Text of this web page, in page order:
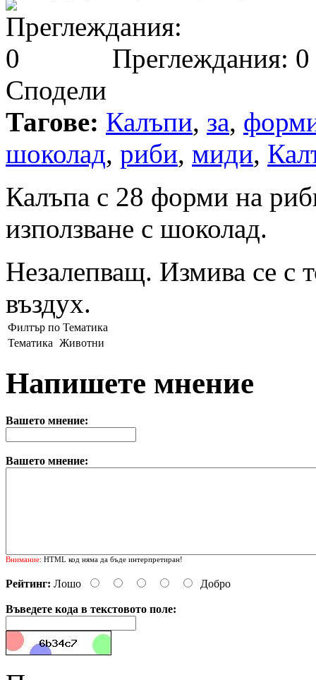
Преглеждания: 0
Сподели
Тагове: Калъпи, за,
шоколад, риби, миди,
Калъпа с 28 форми на
използване с шоколад.
Незалепващ. Измива се с
въздух.
Филтър по Тематика
Тематика Животни
Напишете мнение
Вашето мнение:
Вашето мнение:
Внимание: HTML код няма да бъде интерпретиран!
Рейтинг: Лошо Добро
Въведете кода в текстовото поле: